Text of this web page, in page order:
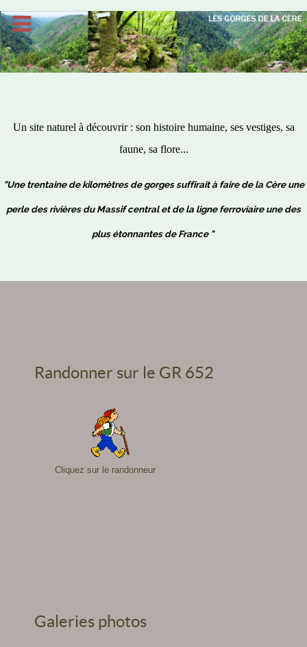
Un site naturel à découvrir : son histoire humaine, ses vestiges, sa
faune, sa flore...
"Une trentaine de kilomètres de gorges suffirait à faire de la Cère une
perle des rivières du Massif central et de la ligne ferroviaire une des
plus étonnantes de France "
Randonner sur le GR 652
Cliquez sur le randonneur
Galeries photos